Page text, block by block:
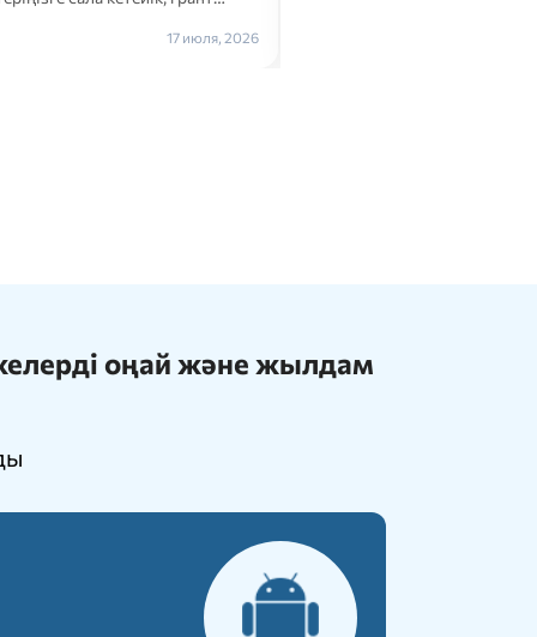
17 июля, 2026
оңай және жылдам